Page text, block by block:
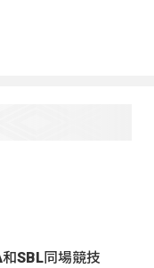
SBL同場競技